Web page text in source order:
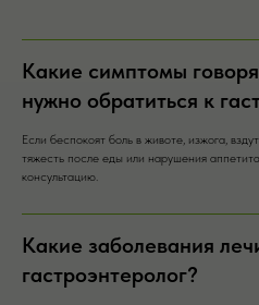
Какие симптомы
нужно обратиться к
Если беспокоят боль в животе, изжога,
тяжесть после еды или нарушения
консультацию.
Какие заболевания
гастроэнтеролог?